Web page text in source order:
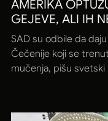
AMERIKA
GEJEVE, ALI IH
SAD su odbile da
Čečenije koji se
mučenja, pišu svetski